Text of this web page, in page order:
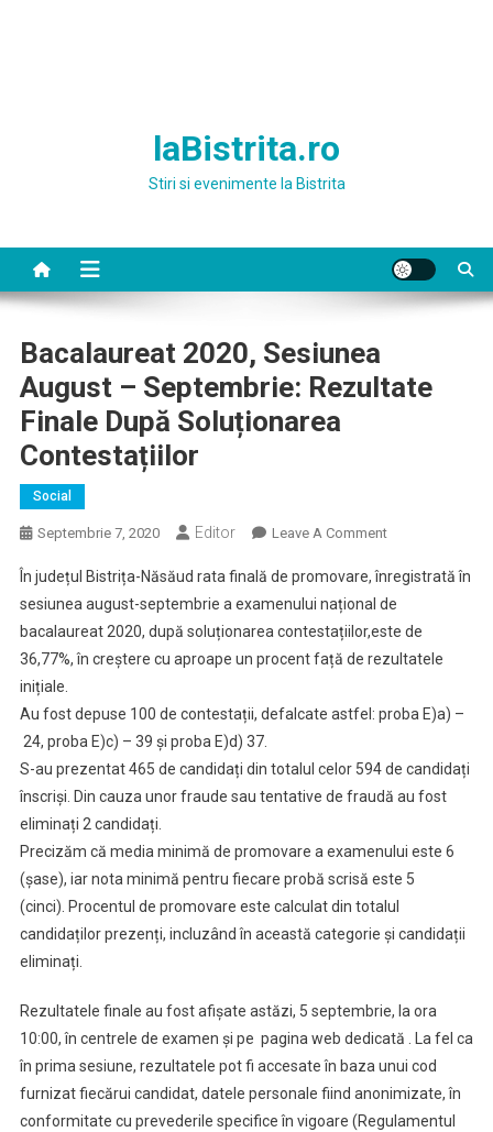
laBistrita.ro
Stiri si evenimente la Bistrita
Bacalaureat 2020, Sesiunea
August – Septembrie: Rezultate
Finale După Soluționarea
Contestațiilor
Social
Septembrie 7, 2020 Editor Leave A CommentOn
2020,
Sesiunea
August
–
Rezultate
După
În județul Bistrița-Năsăud rata finală de promovare, înregistrată în
sesiunea august-septembrie a examenului național de
bacalaureat 2020, după soluționarea contestațiilor,este de
36,77%, în creștere cu aproape un procent față de rezultatele
inițiale.
Au fost depuse 100 de contestații, defalcate astfel: proba E)a) –
24, proba E)c) – 39 și proba E)d) 37.
S-au prezentat 465 de candidați din totalul celor 594 de candidați
înscriși. Din cauza unor fraude sau tentative de fraudă au fost
eliminați 2 candidați.
Precizăm că media minimă de promovare a examenului este 6
(șase), iar nota minimă pentru fiecare probă scrisă este 5
(cinci). Procentul de promovare este calculat din totalul
candidaților prezenți, incluzând în această categorie și candidații
eliminați.
Rezultatele finale au fost afișate astăzi, 5 septembrie, la ora
10:00, în centrele de examen și pe pagina web dedicată . La fel ca
în prima sesiune, rezultatele pot fi accesate în baza unui cod
furnizat fiecărui candidat, datele personale fiind anonimizate, în
conformitate cu prevederile specifice în vigoare (Regulamentul